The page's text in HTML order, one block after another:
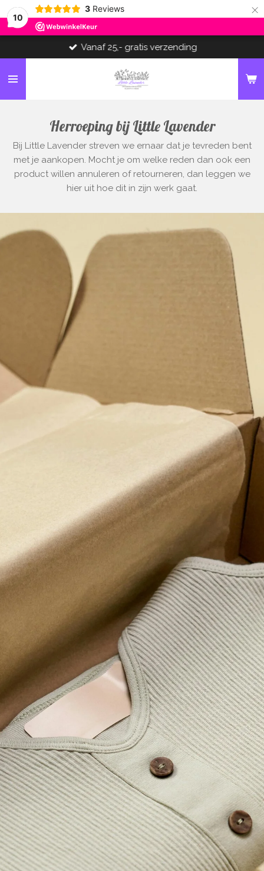
10
3 Reviews ×
Vanaf 25,- gratis verzending
Herroeping bij Little Lavender
Bij Little Lavender streven we ernaar dat je tevreden bent
met je aankopen. Mocht je om welke reden dan ook een
product willen annuleren of retourneren, dan leggen we
hier uit hoe dit in zijn werk gaat.